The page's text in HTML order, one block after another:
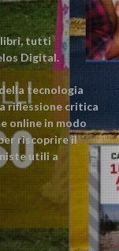
libri, tutti
Digital.
tecnologia
riflessione critica
online in modo
riscoprire il
utili a